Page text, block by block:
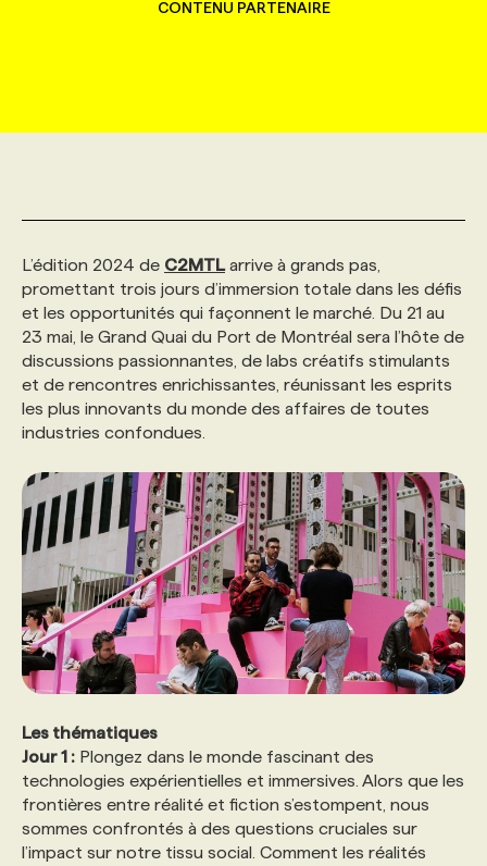
PRIX ET DISTINCTIONS
TENDANCES
GEO/SEO
ÉVÉNEMENTIEL
NOS AUTEUR‧RICES
FAQ
ANNONCEZ AVEC NOUS
FORMATIONS PERSONNALISÉES
NOS FORMATEUR‧RICES
POURQUOI CHOISIR NOS FORMATIONS
NOS TARIFS
PROGRAMMES DE SUBVENTIONS
FAQ
ANNONCEZ AVEC NOUS
CHASSE DE TÊTE
NOS TARIFS
NOS EXPERTISES
FAQ
ANNONCEZ AVEC NOUS
CONTENU PARTENAIRE
L’édition 2024 de C2MTLarrive à grands pas,
promettant trois jours d’immersion totale dans les défis
et les opportunités qui façonnent le marché. Du 21 au
23 mai, le Grand Quai du Port de Montréal sera l’hôte de
discussions passionnantes, de labs créatifs stimulants
et de rencontres enrichissantes, réunissant les esprits
les plus innovants du monde des affaires de toutes
industries confondues.
Les thématiques
Jour 1 : Plongez dans le monde fascinant des
technologies expérientielles et immersives. Alors que les
frontières entre réalité et fiction s’estompent, nous
sommes confrontés à des questions cruciales sur
l’impact sur notre tissu social. Comment les réalités